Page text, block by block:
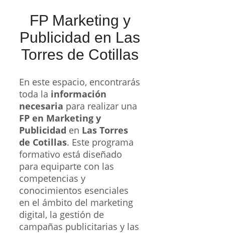
FP Marketing y
Publicidad en Las
Torres de Cotillas
En este espacio, encontrarás
toda la información
necesaria para realizar una
FP en Marketing y
Publicidad en Las Torres
de Cotillas. Este programa
formativo está diseñado
para equiparte con las
competencias y
conocimientos esenciales
en el ámbito del marketing
digital, la gestión de
campañas publicitarias y las